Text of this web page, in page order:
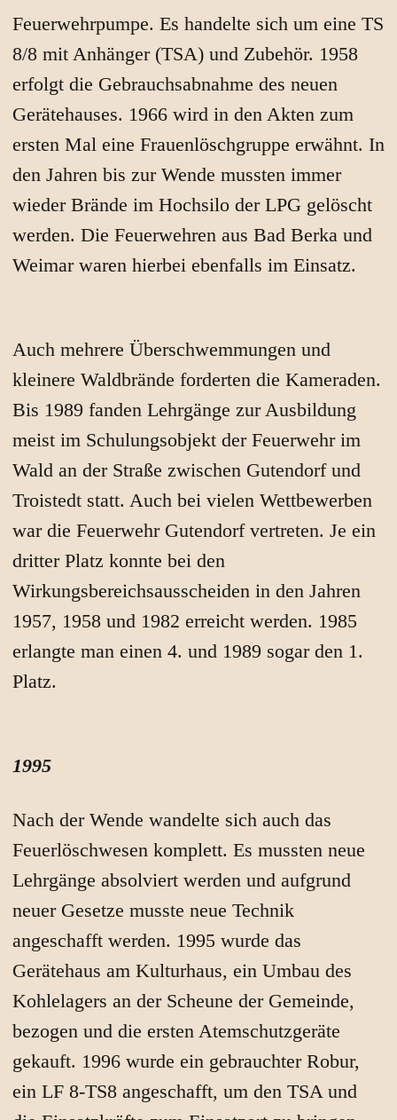
Feuerwehrpumpe. Es handelte sich um eine TS
8/8 mit Anhänger (TSA) und Zubehör. 1958
erfolgt die Gebrauchsabnahme des neuen
Gerätehauses. 1966 wird in den Akten zum
ersten Mal eine Frauenlöschgruppe erwähnt. In
den Jahren bis zur Wende mussten immer
wieder Brände im Hochsilo der LPG gelöscht
werden. Die Feuerwehren aus Bad Berka und
Weimar waren hierbei ebenfalls im Einsatz.
Auch mehrere Überschwemmungen und
kleinere Waldbrände forderten die Kameraden.
Bis 1989 fanden Lehrgänge zur Ausbildung
meist im Schulungsobjekt der Feuerwehr im
Wald an der Straße zwischen Gutendorf und
Troistedt statt. Auch bei vielen Wettbewerben
war die Feuerwehr Gutendorf vertreten. Je ein
dritter Platz konnte bei den
Wirkungsbereichsausscheiden in den Jahren
1957, 1958 und 1982 erreicht werden. 1985
erlangte man einen 4. und 1989 sogar den 1.
Platz.
1995
Nach der Wende wandelte sich auch das
Feuerlöschwesen komplett. Es mussten neue
Lehrgänge absolviert werden und aufgrund
neuer Gesetze musste neue Technik
angeschafft werden. 1995 wurde das
Gerätehaus am Kulturhaus, ein Umbau des
Kohlelagers an der Scheune der Gemeinde,
bezogen und die ersten Atemschutzgeräte
gekauft. 1996 wurde ein gebrauchter Robur,
ein LF 8-TS8 angeschafft, um den TSA und